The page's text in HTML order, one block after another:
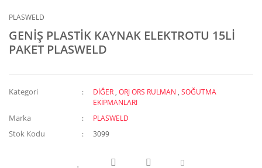
PLASWELD
GENİŞ PLASTİK KAYNAK ELEKTROTU 15Lİ
PAKET PLASWELD
Kategori DİĞER ,ORJ ORS RULMAN ,SOĞUTMA
EKİPMANLARI
Marka PLASWELD
Stok Kodu 3099